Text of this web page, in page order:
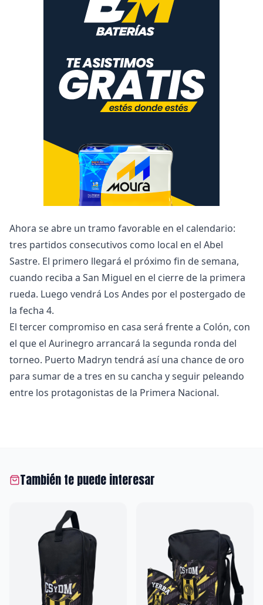
Ahora se abre un tramo favorable en el calendario:
tres partidos consecutivos como local en el Abel
Sastre. El primero llegará el próximo fin de semana,
cuando reciba a San Miguel en el cierre de la primera
rueda. Luego vendrá Los Andes por el postergado de
la fecha 4.
El tercer compromiso en casa será frente a Colón, con
el que el Aurinegro arrancará la segunda ronda del
torneo. Puerto Madryn tendrá así una chance de oro
para sumar de a tres en su cancha y seguir peleando
entre los protagonistas de la Primera Nacional.
También te puede interesar